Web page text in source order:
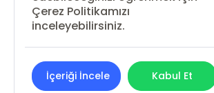
Çerez Politikamızı
inceleyebilirsiniz.
İçeriği İncele Kabul Et